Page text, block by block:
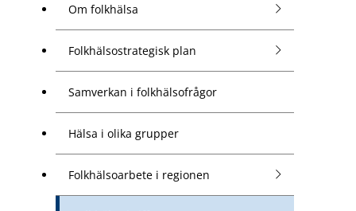
Om folkhälsa
Folkhälsostrategisk plan
Samverkan i folkhälsofrågor
Hälsa i olika grupper
Folkhälsoarbete i regionen